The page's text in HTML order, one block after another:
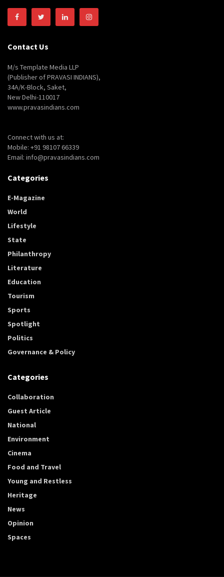
Contact Us
M/s Template Media LLP
(Publisher of PRAVASI INDIANS),
34A/K-Block, Saket,
New Delhi-110017
www.pravasindians.com
Connect with us at:
Mobile: +91 98107 66339
Email: info@pravasindians.com
Categories
E-Magazine
World
Lifestyle
State
Philanthropy
Literature
Education
Tourism
Sports
Spotlight
Politics
Governance & Policy
Categories
Collaboration
Guest Article
National
Environment
Cinema
Food and Travel
Young and Restless
Heritage
News
Opinion
Spaces